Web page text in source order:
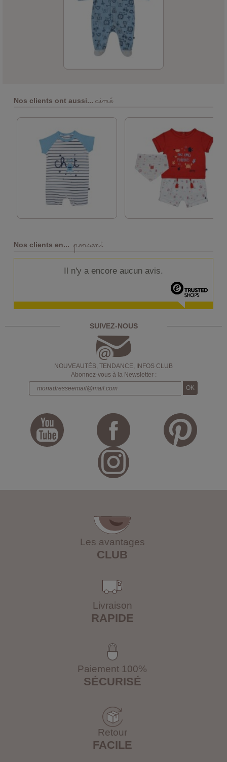
Nos clients ont aussi... aimé
Nos clients en... pensent
Il n'y a encore aucun avis.
SUIVEZ-NOUS
NOUVEAUTÉS, TENDANCE, INFOS CLUB
Abonnez-vous à la Newsletter :
Les avantages
CLUB
Livraison
RAPIDE
Paiement 100%
SÉCURISÉ
Retour
FACILE